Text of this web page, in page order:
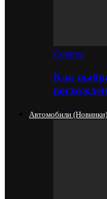
Советы
Как
Автомобили (новинки)